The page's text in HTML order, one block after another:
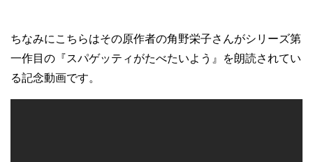
ちなみにこちらはその原作者の角野栄子さんがシリーズ第
一作目の『スパゲッティがたべたいよう』を朗読されてい
る記念動画です。